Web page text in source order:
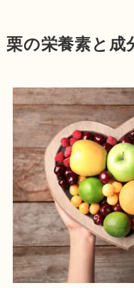
栗の栄養素と成